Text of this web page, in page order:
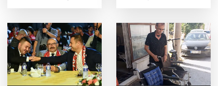
büyüsü
altyapısına güçlü